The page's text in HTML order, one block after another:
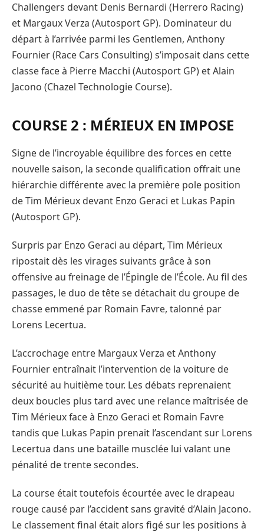
Challengers devant Denis Bernardi (Herrero Racing)
et Margaux Verza (Autosport GP). Dominateur du
départ à l’arrivée parmi les Gentlemen, Anthony
Fournier (Race Cars Consulting) s’imposait dans cette
classe face à Pierre Macchi (Autosport GP) et Alain
Jacono (Chazel Technologie Course).
COURSE 2 : MÉRIEUX EN IMPOSE
Signe de l’incroyable équilibre des forces en cette
nouvelle saison, la seconde qualification offrait une
hiérarchie différente avec la première pole position
de Tim Mérieux devant Enzo Geraci et Lukas Papin
(Autosport GP).
Surpris par Enzo Geraci au départ, Tim Mérieux
ripostait dès les virages suivants grâce à son
offensive au freinage de l’Épingle de l’École. Au fil des
passages, le duo de tête se détachait du groupe de
chasse emmené par Romain Favre, talonné par
Lorens Lecertua.
L’accrochage entre Margaux Verza et Anthony
Fournier entraînait l’intervention de la voiture de
sécurité au huitième tour. Les débats reprenaient
deux boucles plus tard avec une relance maîtrisée de
Tim Mérieux face à Enzo Geraci et Romain Favre
tandis que Lukas Papin prenait l’ascendant sur Lorens
Lecertua dans une bataille musclée lui valant une
pénalité de trente secondes.
La course était toutefois écourtée avec le drapeau
rouge causé par l’accident sans gravité d’Alain Jacono.
Le classement final était alors figé sur les positions à